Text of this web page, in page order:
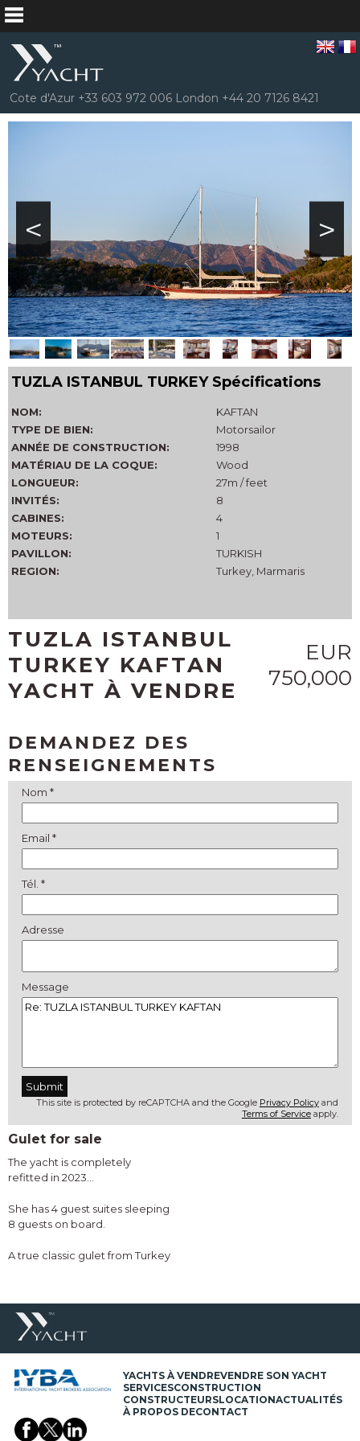
Cote d'Azur +33 603 972 006 London +44 20 7126 8421
>
<
TUZLA ISTANBUL TURKEY Spécifications
NOM:
KAFTAN
TYPE DE BIEN:
Motorsailor
ANNÉE DE CONSTRUCTION:
1998
MATÉRIAU DE LA COQUE:
Wood
LONGUEUR:
27m / feet
INVITÉS:
8
CABINES:
4
MOTEURS:
1
PAVILLON:
TURKISH
REGION:
Turkey, Marmaris
TUZLA ISTANBUL
TURKEY KAFTAN
YACHT À VENDRE
EUR
750,000
DEMANDEZ DES
RENSEIGNEMENTS
Nom *
Email *
Tél. *
Adresse
Message
This site is protected by reCAPTCHA and the Google Privacy Policyand
Terms of Serviceapply.
Gulet for sale
The yacht is completely
refitted in 2023...
She has 4 guest suites sleeping
8 guests on board.
A true classic gulet from Turkey
YACHTS À VENDREVENDRE SON YACHT
SERVICESCONSTRUCTION
CONSTRUCTEURSLOCATIONACTUALITÉS
À PROPOS DECONTACT